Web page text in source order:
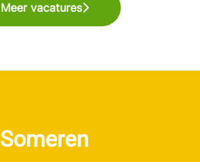
Meer vacatures
Someren